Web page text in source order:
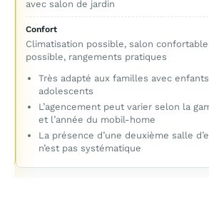
avec salon de jardin
Confort
Climatisation possible, salon
possible, rangements pratiques
Très adapté aux familles avec
adolescents
L’agencement peut varier selon la
et l’année du mobil-home
La présence d’une deuxième salle
n’est pas systématique